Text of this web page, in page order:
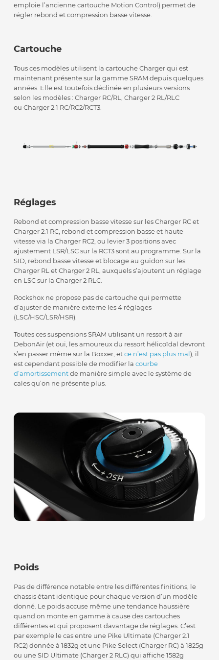
emploie l’ancienne cartouche Motion Control) permet de
régler rebond et compression basse vitesse.
Cartouche
Tous ces modèles utilisent la cartouche Charger qui est
maintenant présente sur la gamme SRAM depuis quelques
années. Elle est toutefois déclinée en plusieurs versions
selon les modèles : Charger RC/RL, Charger 2 RL/RLC
ou Charger 2.1 RC/RC2/RCT3.
Réglages
Rebond et compression basse vitesse sur les Charger RC et
Charger 2.1 RC, rebond et compression basse et haute
vitesse via la Charger RC2, ou levier 3 positions avec
ajustement LSR/LSC sur la RCT3 sont au programme. Sur la
SID, rebond basse vitesse et blocage au guidon sur les
Charger RL et Charger 2 RL, auxquels s’ajoutent un réglage
en LSC sur la Charger 2 RLC.
Rockshox ne propose pas de cartouche qui permette
d’ajuster de manière externe les 4 réglages
(LSC/HSC/LSR/HSR).
Toutes ces suspensions SRAM utilisant un ressort à air
DebonAir (et oui, les amoureux du ressort hélicoïdal devront
s’en passer même sur la Boxxer, etce n’est pas plus mal), il
est cependant possible de modifier lacourbe
d’amortissementde manière simple avec le système de
cales qu’on ne présente plus.
Poids
Pas de différence notable entre les différentes finitions, le
chassis étant identique pour chaque version d’un modèle
donné. Le poids accuse même une tendance haussière
quand on monte en gamme à cause des cartouches
différentes et qui proposent davantage de réglages. C’est
par exemple le cas entre une Pike Ultimate (Charger 2.1
RC2) donnée à 1832g et une Pike Select (Charger RC) à 1825g
ou une SID Ultimate (Charger 2 RLC) qui affiche 1582g